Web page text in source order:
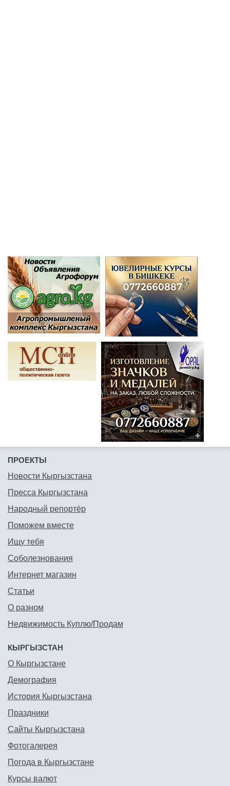
ПРОЕКТЫ
Новости Кыргызстана
Пресса Кыргызстана
Народный репортёр
Поможем вместе
Ищу тебя
Соболезнования
Интернет магазин
Статьи
О разном
Недвижимость Куплю/Продам
КЫРГЫЗСТАН
О Кыргызстане
Демография
История Кыргызстана
Праздники
Сайты Кыргызстана
Фотогалерея
Погода в Кыргызстане
Курсы валют